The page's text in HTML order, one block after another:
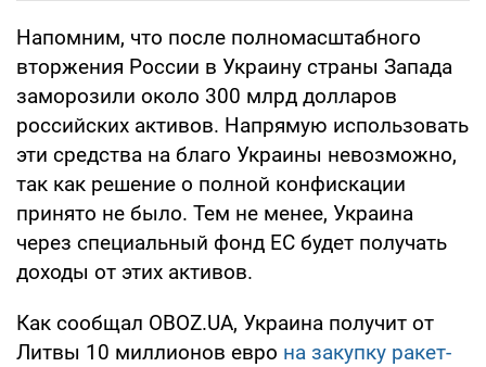
Напомним, что после полномасштабного
вторжения России в Украину страны Запада
заморозили около 300 млрд долларов
российских активов. Напрямую использовать
эти средства на благо Украины невозможно,
так как решение о полной конфискации
принято не было. Тем не менее, Украина
через специальный фонд ЕС будет получать
доходы от этих активов.
Как сообщал OBOZ.UA, Украина получит от
Литвы 10 миллионов евро на закупку ракет-